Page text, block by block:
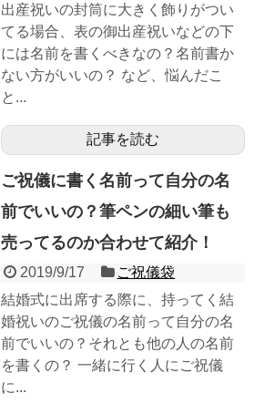
出産祝いの封筒に大きく飾りがつい
てる場合、表の御出産祝いなどの下
には名前を書くべきなの？名前書か
ない方がいいの？ など、悩んだこ
と...
記事を読む
ご祝儀に書く名前って自分の名
前でいいの？筆ペンの細い筆も
売ってるのか合わせて紹介！
2019/9/17
ご祝儀袋
結婚式に出席する際に、持ってく結
婚祝いのご祝儀の名前って自分の名
前でいいの？それとも他の人の名前
を書くの？ 一緒に行く人にご祝儀
に...